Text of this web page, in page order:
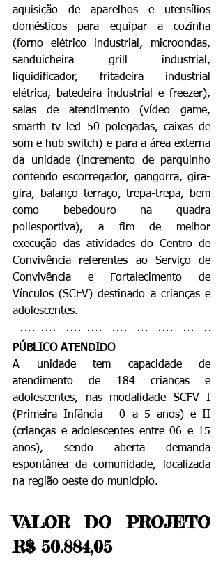
aquisição de aparelhos e utensílios
domésticos para equipar a cozinha
(forno elétrico industrial, microondas,
sanduicheira grill industrial,
liquidificador, fritadeira industrial
elétrica, batedeira industrial e freezer),
salas de atendimento (vídeo game,
smarth tv led 50 polegadas, caixas de
som e hub switch) e para a área externa
da unidade (incremento de parquinho
contendo escorregador, gangorra, gira-
gira, balanço terraço, trepa-trepa, bem
como bebedouro na quadra
poliesportiva), a fim de melhor
execução das atividades do Centro de
Convivência referentes ao Serviço de
Convivência e Fortalecimento de
Vínculos (SCFV) destinado a crianças e
adolescentes.
PÚBLICO ATENDIDO
A unidade tem capacidade de
atendimento de 184 crianças e
adolescentes, nas modalidade SCFV I
(Primeira Infância - 0 a 5 anos) e II
(crianças e adolescentes entre 06 e 15
anos), sendo aberta demanda
espontânea da comunidade, localizada
na região oeste do município.
VALOR DO PROJETO
R$ 50.884,05